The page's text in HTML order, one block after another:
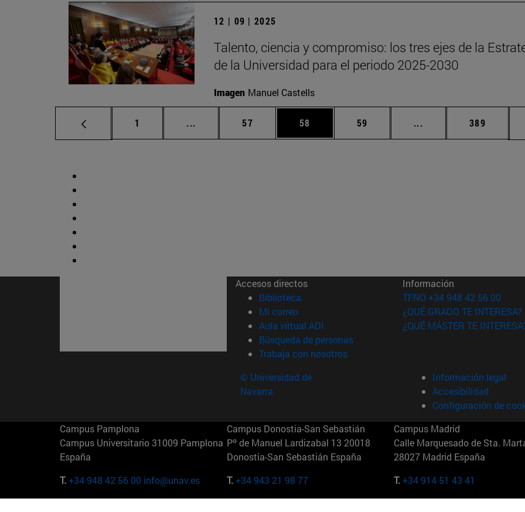
12 | 09 | 2025
Talento, ciencia y compromiso: los tres ejes de la
de la Universidad para el periodo 2025-2030
Imagen Manuel Castells
Página
1 ... Páginas intermedias Use TAB para desplazarse.
Página
57 Página
58 Página
59 ... Páginas intermedias
Página
389
Accesos directos
Biblioteca (abre en nueva ventana)
Mi correo(abre en nueva ventana)
Aula virtual ADI (abre en nueva ventana)
Búsqueda de personas(abre en nueva ventana)
Trabaja con nosotros(abre en nueva ventana)
Información
TFNO +34 948 42 56 00
¿QUÉ GRADO TE INTERESA?
¿QUÉ MÁSTER TE
© Universidad de
Navarra
Información legal
Accesibilidad
Configuración de
Campus Pamplona
Campus Universitario 31009 Pamplona
España
T.+34 948 42 56 00 info@unav.es
Campus Donostia-San Sebastián
Pº de Manuel Lardizabal 13 20018
Donostia-San Sebastián España
T.+34 943 21 98 77
Campus Madrid
Calle Marquesado de Sta.
28027 Madrid España
T.+34 914 51 43 41